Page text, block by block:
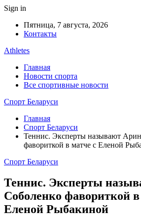
Sign in
Пятница, 7 августа, 2026
Контакты
Athletes
Главная
Новости спорта
Все спортивные новости
Спорт Беларуси
Главная
Спорт Беларуси
Теннис. Эксперты называют
фавориткой в матче с Еленой
Спорт Беларуси
Теннис. Эксперты
Соболенко фавориткой в
Еленой Рыбакиной